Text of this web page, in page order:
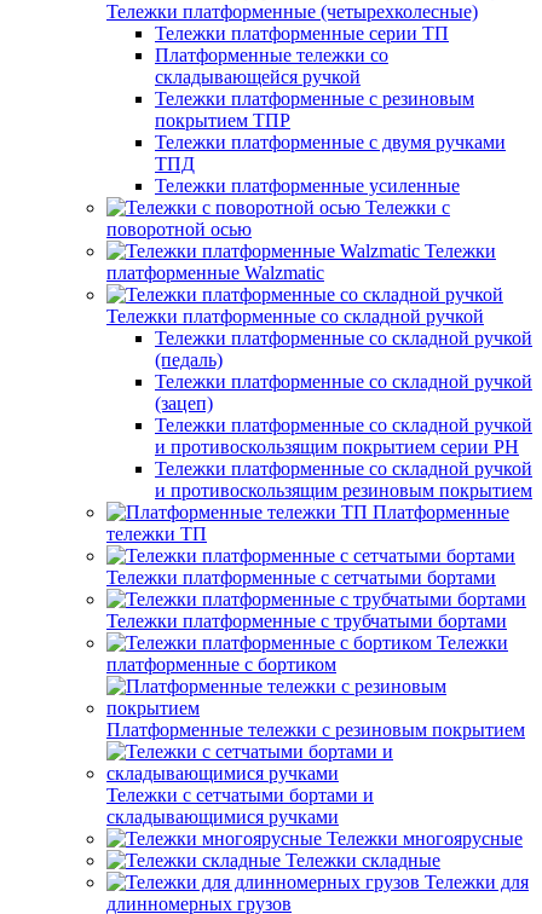
Тележки платформенные (четырехколесные)
Тележки платформенные серии ТП
Платформенные тележки со
складывающейся ручкой
Тележки платформенные с резиновым
покрытием ТПР
Тележки платформенные с двумя ручками
ТПД
Тележки платформенные усиленные
Тележки с
поворотной осью
Тележки
платформенные Walzmatic
Тележки платформенные со складной ручкой
Тележки платформенные со складной ручкой
(педаль)
Тележки платформенные со складной ручкой
(зацеп)
Тележки платформенные со складной ручкой
и противоскользящим покрытием серии PH
Тележки платформенные со складной ручкой
и противоскользящим резиновым покрытием
Платформенные
тележки ТП
Тележки платформенные с сетчатыми бортами
Тележки платформенные с трубчатыми бортами
Тележки
платформенные с бортиком
Платформенные тележки с резиновым покрытием
Тележки с сетчатыми бортами и
складывающимися ручками
Тележки многоярусные
Тележки складные
Тележки для
длинномерных грузов